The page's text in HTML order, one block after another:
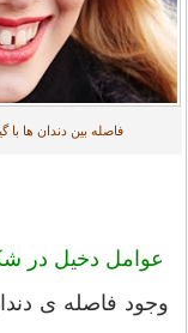
فاصله بین دندان ها
عوامل دخیل در
وجود فاصله ی